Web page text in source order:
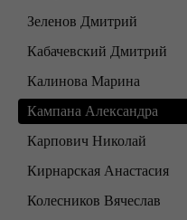
Зеленов Дмитрий
Кабачевский Дмитрий
Калинова Марина
Кампана Александра
Карпович Николай
Кирнарская Анастасия
Колесников Вячеслав